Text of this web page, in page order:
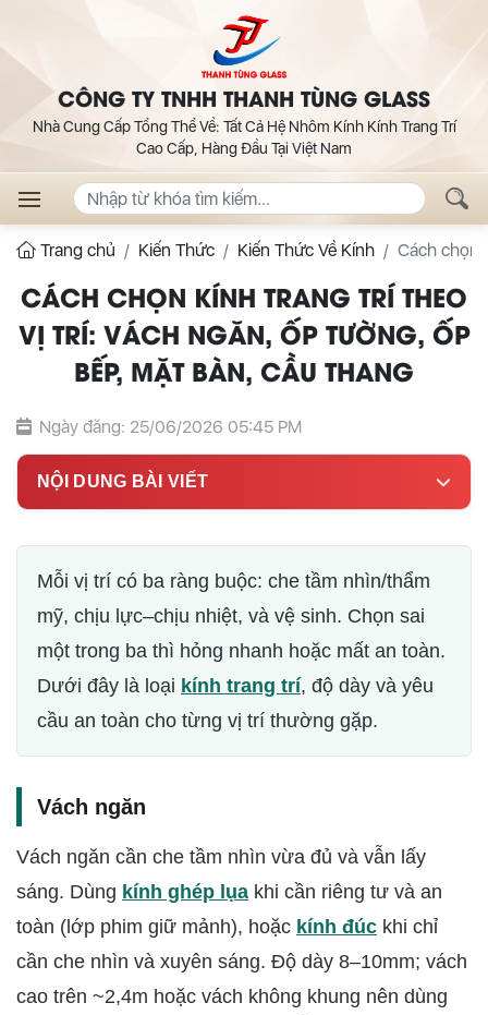
CÔNG TY TNHH THANH TÙNG GLASS
Nhà Cung Cấp Tổng Thể Về: Tất Cả Hệ Nhôm Kính Kính Trang Trí
Cao Cấp, Hàng Đầu Tại Việt Nam
Trang chủ Kiến Thức Kiến Thức Về Kính Cách chọn
CÁCH CHỌN KÍNH TRANG TRÍ THEO
VỊ TRÍ: VÁCH NGĂN, ỐP TƯỜNG, ỐP
BẾP, MẶT BÀN, CẦU THANG
Ngày đăng: 25/06/2026 05:45 PM
NỘI DUNG BÀI VIẾT
Mỗi vị trí có ba ràng buộc: che tầm nhìn/thẩm
mỹ, chịu lực–chịu nhiệt, và vệ sinh. Chọn sai
một trong ba thì hỏng nhanh hoặc mất an toàn.
Dưới đây là loại kính trang trí, độ dày và yêu
cầu an toàn cho từng vị trí thường gặp.
Vách ngăn
Vách ngăn cần che tầm nhìn vừa đủ và vẫn lấy
sáng. Dùng kính ghép lụa khi cần riêng tư và an
toàn (lớp phim giữ mảnh), hoặc kính đúc khi chỉ
cần che nhìn và xuyên sáng. Độ dày 8–10mm; vách
cao trên ~2,4m hoặc vách không khung nên dùng